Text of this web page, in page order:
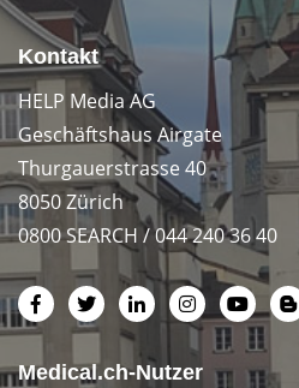
Kontakt
HELP Media AG
Geschäftshaus Airgate
Thurgauerstrasse 40
8050 Zürich
0800 SEARCH / 044 240 36 40
Medical.ch-Nutzer